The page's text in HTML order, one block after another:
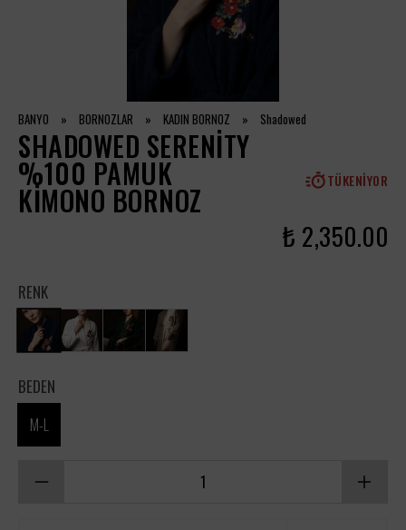
BANYO » BORNOZLAR » KADIN BORNOZ » Shadowed
SHADOWED SERENITY
%100 PAMUK
KIMONO BORNOZ TÜKENIYOR
₺ 2,350.00
RENK
BEDEN
M-L